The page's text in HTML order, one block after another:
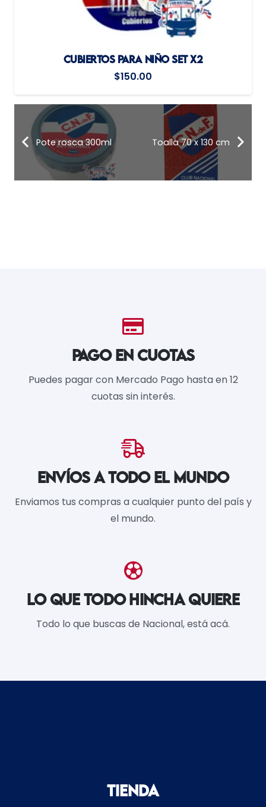
CUBIERTOS PARA NIÑO SET X2
$150.00
Pote rosca 300ml Toalla 70 x 130 cm
PAGO EN CUOTAS
Puedes pagar con Mercado Pago hasta en 12
cuotas sin interés.
ENVÍOS A TODO EL MUNDO
Enviamos tus compras a cualquier punto del país y
el mundo.
LO QUE TODO HINCHA QUIERE
Todo lo que buscas de Nacional, está acá.
Tienda